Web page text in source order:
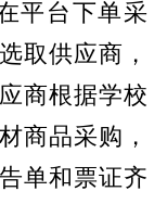
平台下单采
取供应商，
商根据学校
商品采购，
单和票证齐